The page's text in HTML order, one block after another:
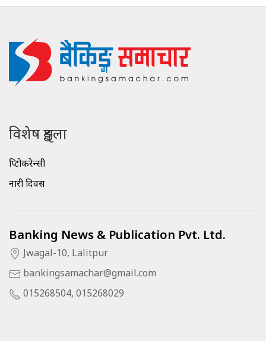
विशेष शृङ्खला
क्रिप्टोकरेन्सी
नारी दिवस
Banking News & Publication Pvt. Ltd.
Jwagal-10, Lalitpur
bankingsamachar@gmail.com
015268504, 015268029